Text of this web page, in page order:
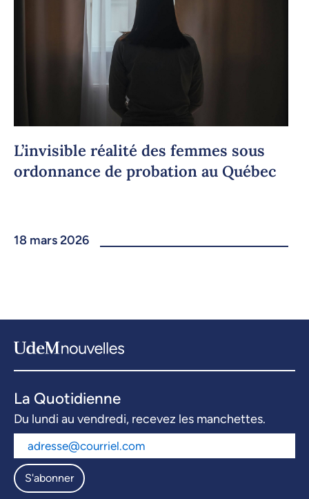
L’invisible réalité des femmes sous
ordonnance de probation au Québec
18 mars 2026
La Quotidienne
Du lundi au vendredi, recevez les manchettes.
S'abonner